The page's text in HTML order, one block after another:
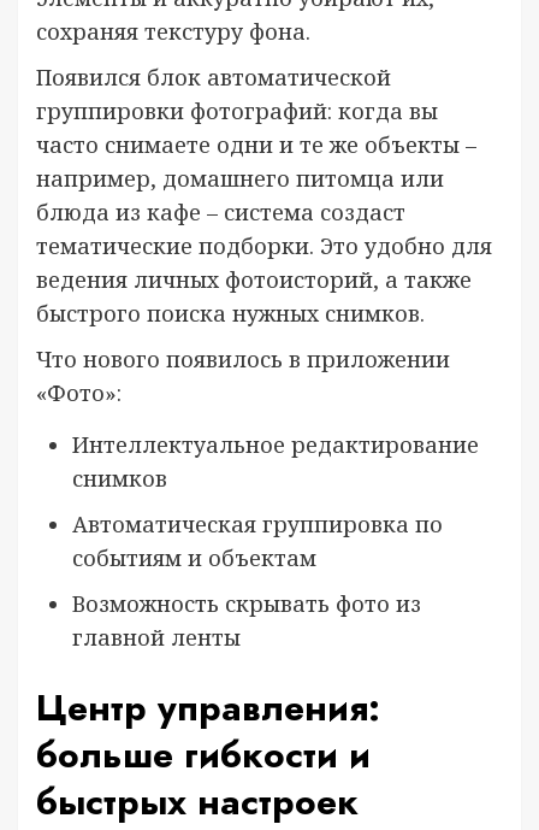
сохраняя текстуру фона.
Появился блок автоматической
группировки фотографий: когда вы
часто снимаете одни и те же объекты –
например, домашнего питомца или
блюда из кафе – система создаст
тематические подборки. Это удобно для
ведения личных фотоисторий, а также
быстрого поиска нужных снимков.
Что нового появилось в приложении
«Фото»:
Интеллектуальное редактирование
снимков
Автоматическая группировка по
событиям и объектам
Возможность скрывать фото из
главной ленты
Центр управления:
больше гибкости и
быстрых настроек